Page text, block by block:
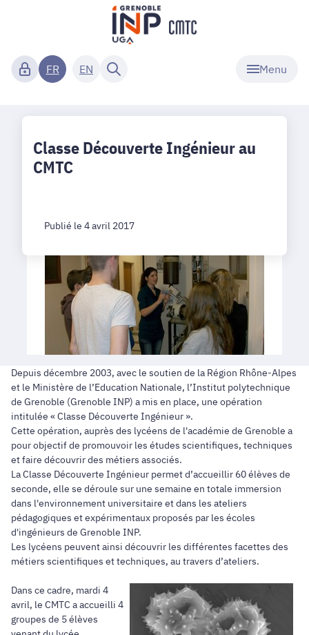
Menu
FR EN
Classe Découverte Ingénieur au
CMTC
Publié le 4 avril 2017
Depuis décembre 2003, avec le soutien de la Région Rhône-Alpes
et le Ministère de l’Education Nationale, l’Institut polytechnique
de Grenoble (Grenoble INP) a mis en place, une opération
intitulée « Classe Découverte Ingénieur ».
Cette opération, auprès des lycéens de l'académie de Grenoble a
pour objectif de promouvoir les études scientifiques, techniques
et faire découvrir des métiers associés.
La Classe Découverte Ingénieur permet d’accueillir 60 élèves de
seconde, elle se déroule sur une semaine en totale immersion
dans l'environnement universitaire et dans les ateliers
pédagogiques et expérimentaux proposés par les écoles
d'ingénieurs de Grenoble INP.
Les lycéens peuvent ainsi découvrir les différentes facettes des
métiers scientifiques et techniques, au travers d’ateliers.
Dans ce cadre, mardi 4
avril, le CMTC a accueilli 4
groupes de 5 élèves